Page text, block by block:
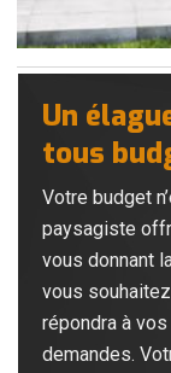
Un
tous
Votre budget
paysagiste
vous donnant
vous
répondra à
demandes.